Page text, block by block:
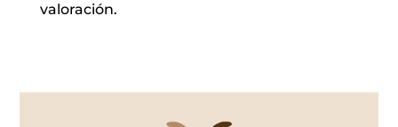
valoración.